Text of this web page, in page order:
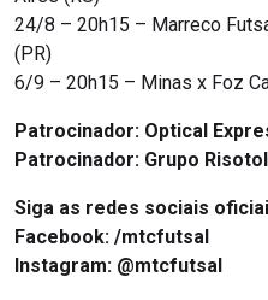
24/8 – 20h15 – Marreco
(PR)
6/9 – 20h15 – Minas x Foz
Patrocinador: Optical
Patrocinador: Grupo
Siga as redes sociais
Facebook: /mtcfutsal
Instagram: @mtcfutsal